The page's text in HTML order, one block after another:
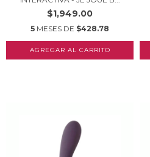
$1,949.00
5 MESES DE $428.78